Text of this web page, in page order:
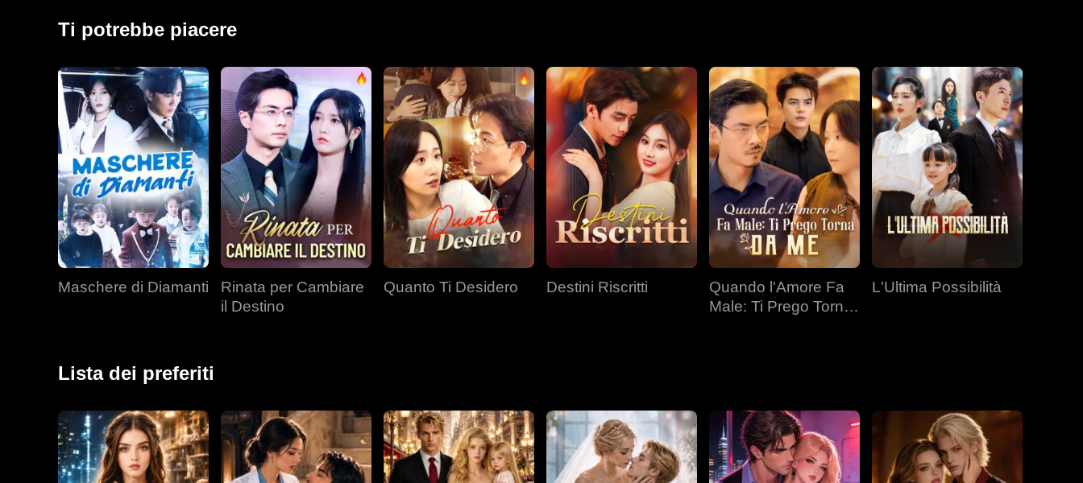
Ti potrebbe piacere
Maschere di Diamanti
Rinata per Cambiare
il Destino
Quanto Ti Desidero Destini Riscritti
Quando l'Amore Fa
Male: Ti Prego Torna
L'Ultima Possibilità
Lista dei preferiti